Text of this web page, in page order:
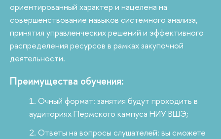
ориентированный характер и нацелена на
совершенствование навыков системного анализа,
принятия управленческих решений и эффективного
распределения ресурсов в рамках закупочной
деятельности.
Преимущества обучения:
Очный формат: занятия будут проходить в
аудиториях Пермского кампуса НИУ ВШЭ;
Ответы на вопросы слушателей: вы сможете